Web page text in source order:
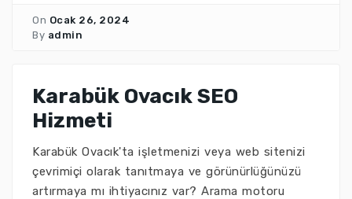
On Ocak 26, 2024
By admin
Karabük Ovacık SEO
Hizmeti
Karabük Ovacık'ta işletmenizi veya web sitenizi
çevrimiçi olarak tanıtmaya ve görünürlüğünüzü
artırmaya mı ihtiyacınız var? Arama motoru